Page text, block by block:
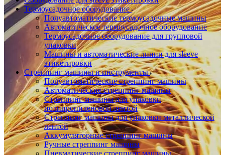
Термоусадочное оборудование
Полуавтоматические термоусадочные машины
Автоматическое термоусадочное оборудование
Термоусадочное оборудование для групповой
упаковки
Машины и автоматические линии для sleeve
этикетировки
Стреппинг машины и инструменты
Полуавтоматические стреппинг машины
Автоматические стреппинг машины
Стреппинг машины для упаковки
полипропиленовой лентой
Стреппинг машины для упаковки металлической
лентой
Аккумуляторные стреппинг машины
Ручные стреппинг машины
Пневматические стреппинг машины